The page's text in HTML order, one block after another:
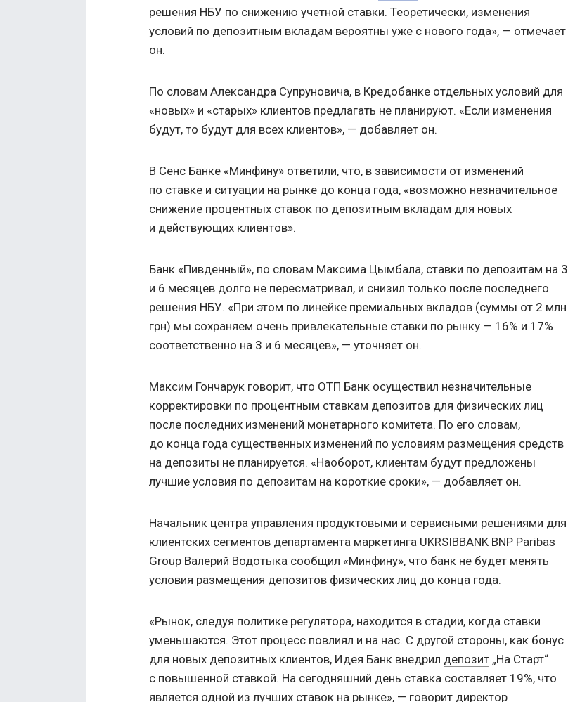
решения НБУ по снижению учетной ставки. Теоретически, изменения
условий по депозитным вкладам вероятны уже с нового года», — отмечает
он.
По словам Александра Супруновича, в Кредобанке отдельных условий для
«новых» и «старых» клиентов предлагать не планируют. «Если изменения
будут, то будут для всех клиентов», — добавляет он.
В Сенс Банке «Минфину» ответили, что, в зависимости от изменений
по ставке и ситуации на рынке до конца года, «возможно незначительное
снижение процентных ставок по депозитным вкладам для новых
и действующих клиентов».
Банк «Пивденный», по словам Максима Цымбала, ставки по депозитам на 3
и 6 месяцев долго не пересматривал, и снизил только после последнего
решения НБУ. «При этом по линейке премиальных вкладов (суммы от 2 млн
грн) мы сохраняем очень привлекательные ставки по рынку — 16% и 17%
соответственно на 3 и 6 месяцев», — уточняет он.
Максим Гончарук говорит, что ОТП Банк осуществил незначительные
корректировки по процентным ставкам депозитов для физических лиц
после последних изменений монетарного комитета. По его словам,
до конца года существенных изменений по условиям размещения средств
на депозиты не планируется. «Наоборот, клиентам будут предложены
лучшие условия по депозитам на короткие сроки», — добавляет он.
Начальник центра управления продуктовыми и сервисными решениями для
клиентских сегментов департамента маркетинга UKRSIBBANK BNP Paribas
Group Валерий Водотыка сообщил «Минфину», что банк не будет менять
условия размещения депозитов физических лиц до конца года.
«Рынок, следуя политике регулятора, находится в стадии, когда ставки
уменьшаются. Этот процесс повлиял и на нас. С другой стороны, как бонус
для новых депозитных клиентов, Идея Банк внедрил депозит „На Старт“
с повышенной ставкой. На сегодняшний день ставка составляет 19%, что
является одной из лучших ставок на рынке», — говорит директор